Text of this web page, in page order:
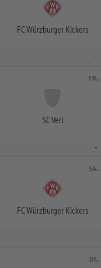
FC Würzburger Kickers
-
FR..
SC Verl
-
SA..
FC Würzburger Kickers
-
DI..